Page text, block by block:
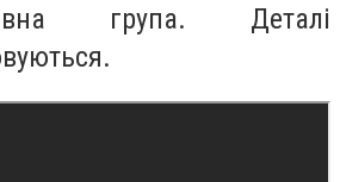
група. Деталі